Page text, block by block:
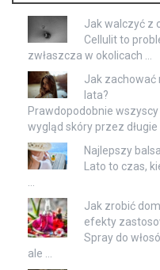
Jak walczyć z
Cellulit to
zwłaszcza w okolicach …
Jak zachować
lata?
Prawdopodobnie
wygląd skóry przez długie
Najlepszy
Lato to czas,
…
Jak zrobić
efekty
Spray do
ale …